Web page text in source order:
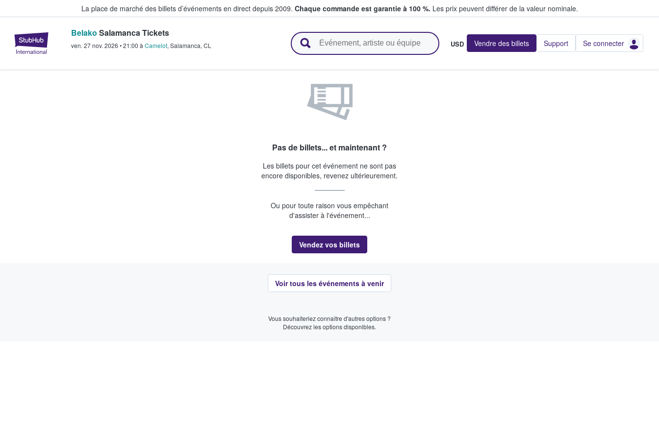
La place de marché des billets d’événements en direct depuis 2009. Chaque commande est garantie à 100 %. Les prix peuvent différer de la valeur nominale.
StubHub - Où les fans achètent et vendent des billets
Belako Salamanca Tickets
ven. 27 nov. 2026 •21:00 à Camelot, Salamanca, CL USD Vendre des billets Support Se connecter
Pas de billets... et maintenant ?
Les billets pour cet événement ne sont pas
encore disponibles, revenez ultérieurement.
Ou pour toute raison vous empêchant
d'assister à l'événement...
Vendez vos billets
Voir tous les événements à venir
Vous souhaiteriez connaître d'autres options ?
Découvrez les options disponibles.